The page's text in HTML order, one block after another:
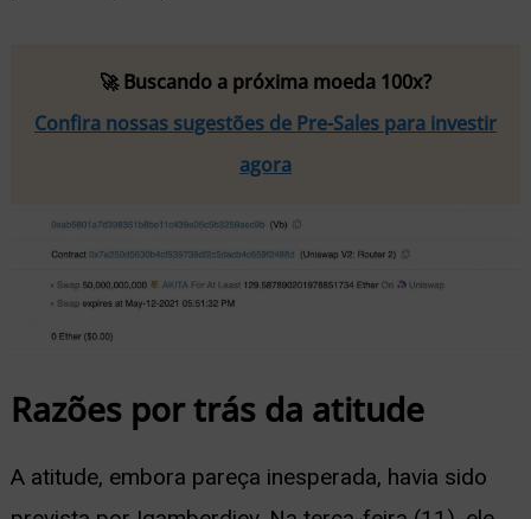
🚀 Buscando a próxima moeda 100x?
Confira nossas sugestões de Pre-Sales para investir
agora
Razões por trás da atitude
A atitude, embora pareça inesperada, havia sido